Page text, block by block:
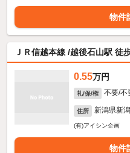
物件
ＪＲ信越本線 /越後石山駅 徒
0.55万円
礼/保/権 不要/不
住所 新潟県新
(有)アイシン企画
物件